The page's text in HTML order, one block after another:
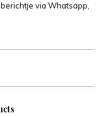
via Whatsapp,